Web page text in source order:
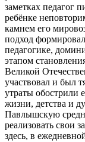
заметках педагог
ребёнке
камнем его
подход
педагогике,
этапом
Великой
участвовал и был
утраты обострили
жизни, детства и
Павлышскую
реализовать свои
здесь, в